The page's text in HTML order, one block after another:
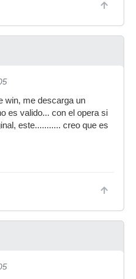
win, me descarga un
es valido... con el opera si
este........... creo que es